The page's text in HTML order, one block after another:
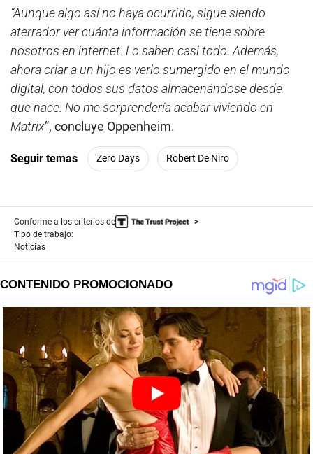
“Aunque algo así no haya ocurrido, sigue siendo
aterrador ver cuánta información se tiene sobre
nosotros en internet. Lo saben casi todo. Además,
ahora criar a un hijo es verlo sumergido en el mundo
digital, con todos sus datos almacenándose desde
que nace. No me sorprendería acabar viviendo en
Matrix”, concluye Oppenheim.
Seguir temas Zero Days Robert De Niro
Conforme a los criterios de
Tipo de trabajo:
Noticias